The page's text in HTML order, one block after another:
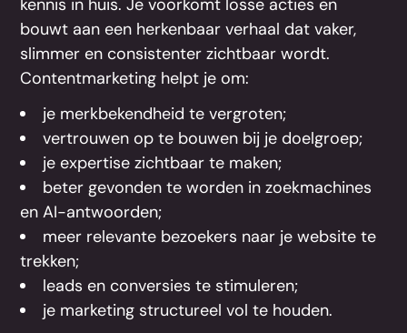
kennis in huis. Je voorkomt losse acties en
bouwt aan een herkenbaar verhaal dat vaker,
slimmer en consistenter zichtbaar wordt.
Contentmarketing helpt je om:
je merkbekendheid te vergroten;
vertrouwen op te bouwen bij je doelgroep;
je expertise zichtbaar te maken;
beter gevonden te worden in zoekmachines
en AI-antwoorden;
meer relevante bezoekers naar je website te
trekken;
leads en conversies te stimuleren;
je marketing structureel vol te houden.